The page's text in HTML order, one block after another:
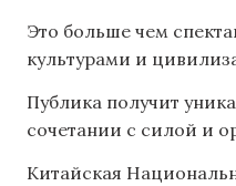
Это больше чем
культурами и
Публика получит
сочетании с силой и
Китайская